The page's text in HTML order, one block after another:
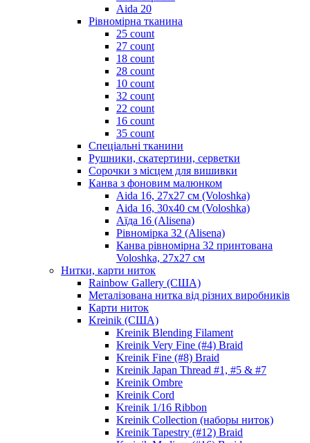
Aida 20
Рівномірна тканина
25 count
27 count
18 count
28 count
10 count
32 count
22 count
16 count
35 count
Спеціальні тканини
Рушники, скатертини, серветки
Сорочки з місцем для вишивки
Канва з фоновим малюнком
Aida 16, 27х27 см (Voloshka)
Aida 16, 30х40 см (Voloshka)
Аїда 16 (Alisena)
Рівномірка 32 (Alisena)
Канва рівномірна 32 принтована
Voloshka, 27х27 см
Нитки, карти ниток
Rainbow Gallery (США)
Металізована нитка від різних виробників
Карти ниток
Kreinik (США)
Kreinik Blending Filament
Kreinik Very Fine (#4) Braid
Kreinik Fine (#8) Braid
Kreinik Japan Thread #1, #5 & #7
Kreinik Ombre
Kreinik Cord
Kreinik 1/16 Ribbon
Kreinik Collection (наборы ниток)
Kreinik Tapestry (#12) Braid